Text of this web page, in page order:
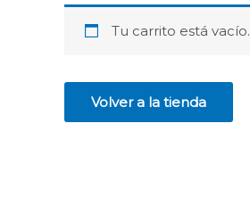
Tu carrito está vacío.
Volver a la tienda